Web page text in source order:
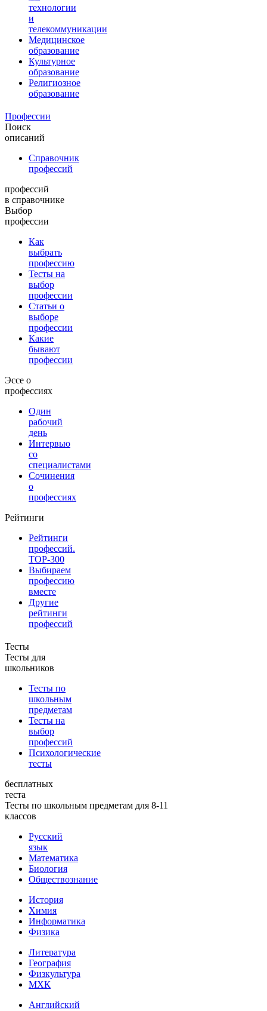
технологии
и
телекоммуникации
Медицинское
образование
Культурное
образование
Религиозное
образование
Профессии
Поиск
описаний
Справочник
профессий
профессий
в справочнике
Выбор
профессии
Как
выбрать
профессию
Тесты на
выбор
профессии
Статьи о
выборе
профессии
Какие
бывают
профессии
Эссе о
профессиях
Один
рабочий
день
Интервью
со
специалистами
Сочинения
о
профессиях
Рейтинги
Рейтинги
профессий.
TOP-300
Выбираем
профессию
вместе
Другие
рейтинги
профессий
Тесты
Тесты для
школьников
Тесты по
школьным
предметам
Тесты на
выбор
профессий
Психологические
тесты
бесплатных
теста
Тесты по школьным предметам для 8-11
классов
Русский
язык
Математика
Биология
Обществознание
История
Химия
Информатика
Физика
Литература
География
Физкультура
МХК
Английский